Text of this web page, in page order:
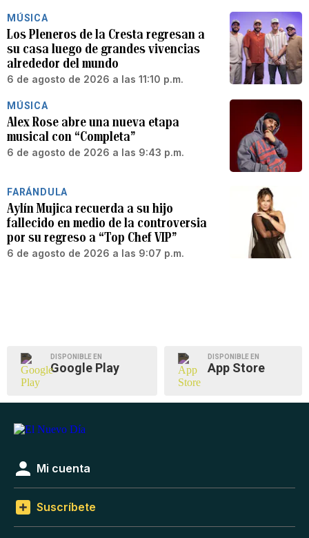
MÚSICA
Los Pleneros de la Cresta regresan a
su casa luego de grandes vivencias
alrededor del mundo
6 de agosto de 2026 a las 11:10 p.m.
MÚSICA
Alex Rose abre una nueva etapa
musical con “Completa”
6 de agosto de 2026 a las 9:43 p.m.
FARÁNDULA
Aylín Mujica recuerda a su hijo
fallecido en medio de la controversia
por su regreso a “Top Chef VIP”
6 de agosto de 2026 a las 9:07 p.m.
DISPONIBLE EN
Google Play
DISPONIBLE EN
App Store
Mi cuenta
Suscríbete